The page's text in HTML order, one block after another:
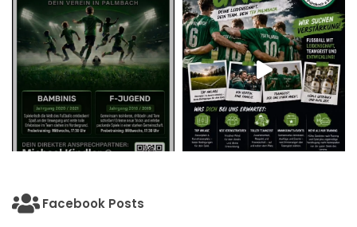
Facebook Posts